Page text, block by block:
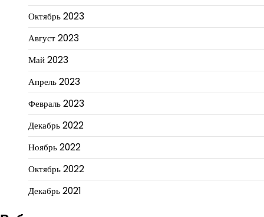
Октябрь 2023
Август 2023
Май 2023
Апрель 2023
Февраль 2023
Декабрь 2022
Ноябрь 2022
Октябрь 2022
Декабрь 2021